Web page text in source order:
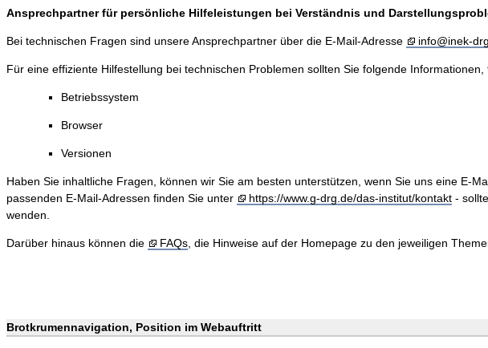
Ansprechpartner für persönliche Hilfeleistungen bei Verständnis und
Bei technischen Fragen sind unsere Ansprechpartner über die E-Mail-Adresse info@inek-
Für eine effiziente Hilfestellung bei technischen Problemen sollten Sie folgende
Betriebssystem
Browser
Versionen
Haben Sie inhaltliche Fragen, können wir Sie am besten unterstützen, wenn Sie uns eine E-
passenden E-Mail-Adressen finden Sie unter
https://www.g-drg.de/das-institut/kontakt -
wenden.
Darüber hinaus können die FAQs, die Hinweise auf der Homepage zu den jeweiligen
Brotkrumennavigation, Position im Webauftritt